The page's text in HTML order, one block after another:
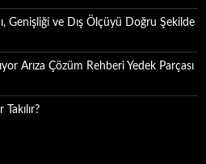
Genişliği ve Dış Ölçüyü Doğru Şekilde
Arıza Çözüm Rehberi Yedek Parçası